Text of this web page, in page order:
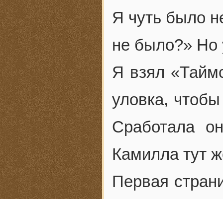
Я чуть было
не было?» Но
Я взял
уловка,
Сработала
Камилла тут
Первая